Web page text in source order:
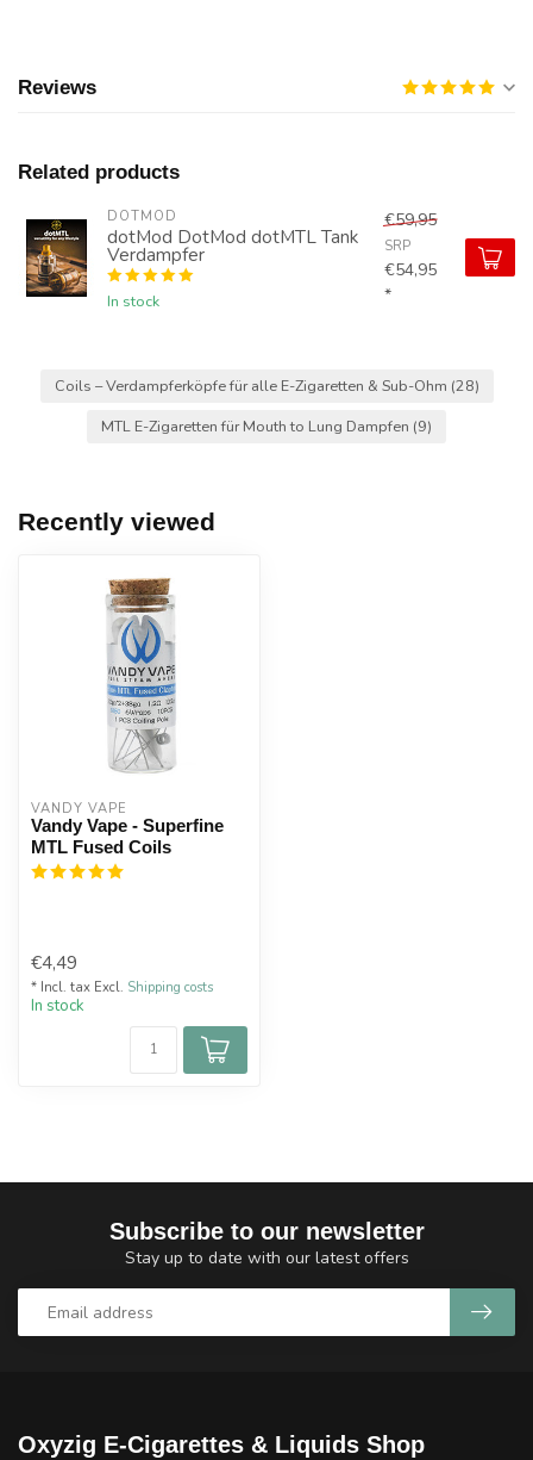
Reviews
Related products
DOTMOD
dotMod DotMod dotMTL Tank
Verdampfer
In stock
€59,95
SRP
€54,95
*
Coils – Verdampferköpfe für alle E-Zigaretten & Sub-Ohm (28)
MTL E-Zigaretten für Mouth to Lung Dampfen (9)
Recently viewed
VANDY VAPE
Vandy Vape - Superfine
MTL Fused Coils
€4,49
* Incl. tax Excl. Shipping costs
In stock
Subscribe to our newsletter
Stay up to date with our latest offers
Oxyzig E-Cigarettes & Liquids Shop